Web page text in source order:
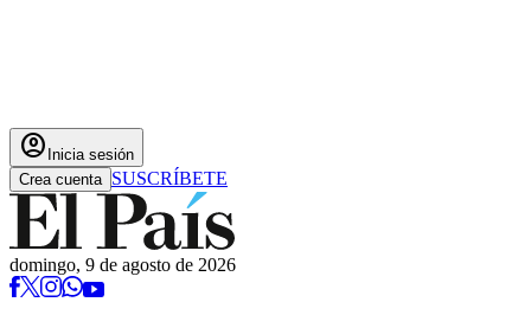
account_circle Inicia sesión
Crea cuenta SUSCRÍBETE
domingo, 9 de agosto de 2026